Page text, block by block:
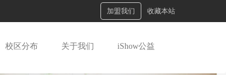
收藏本站
加盟我们
校区分布 关于我们 iShow公益